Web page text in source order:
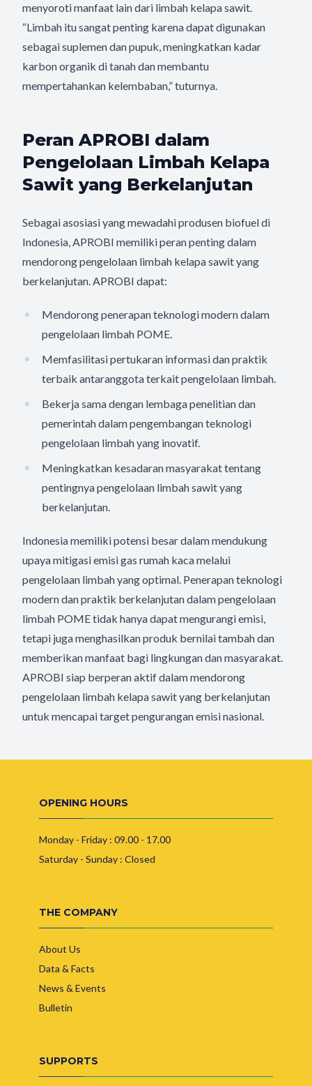
menyoroti manfaat lain dari limbah kelapa sawit.
“Limbah itu sangat penting karena dapat digunakan
sebagai suplemen dan pupuk, meningkatkan kadar
karbon organik di tanah dan membantu
mempertahankan kelembaban,” tuturnya.
Peran APROBI dalam
Pengelolaan Limbah Kelapa
Sawit yang Berkelanjutan
Sebagai asosiasi yang mewadahi produsen biofuel di
Indonesia, APROBI memiliki peran penting dalam
mendorong pengelolaan limbah kelapa sawit yang
berkelanjutan. APROBI dapat:
Mendorong penerapan teknologi modern dalam
pengelolaan limbah POME.
Memfasilitasi pertukaran informasi dan praktik
terbaik antaranggota terkait pengelolaan limbah.
Bekerja sama dengan lembaga penelitian dan
pemerintah dalam pengembangan teknologi
pengelolaan limbah yang inovatif.
Meningkatkan kesadaran masyarakat tentang
pentingnya pengelolaan limbah sawit yang
berkelanjutan.
Indonesia memiliki potensi besar dalam mendukung
upaya mitigasi emisi gas rumah kaca melalui
pengelolaan limbah yang optimal. Penerapan teknologi
modern dan praktik berkelanjutan dalam pengelolaan
limbah POME tidak hanya dapat mengurangi emisi,
tetapi juga menghasilkan produk bernilai tambah dan
memberikan manfaat bagi lingkungan dan masyarakat.
APROBI siap berperan aktif dalam mendorong
pengelolaan limbah kelapa sawit yang berkelanjutan
untuk mencapai target pengurangan emisi nasional.
OPENING HOURS
Monday - Friday : 09.00 - 17.00
Saturday - Sunday : Closed
THE COMPANY
About Us
Data & Facts
News & Events
Bulletin
SUPPORTS